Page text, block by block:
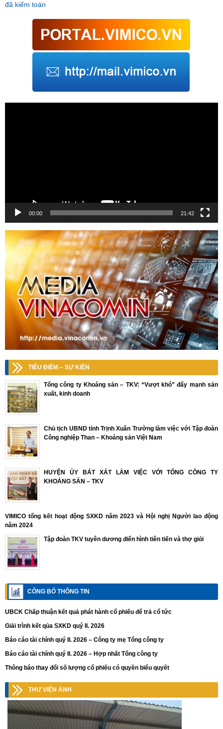
đã kiểm toán
00:00 21:42
TIÊU ĐIỂM – SỰ KIỆN
Tổng công ty Khoáng sản – TKV: “Vượt khó” đẩy mạnh sản
xuất, kinh doanh
Chủ tịch UBND tỉnh Trịnh Xuân Trường làm việc với Tập đoàn
Công nghiệp Than – Khoáng sản Việt Nam
HUYỆN ỦY BÁT XÁT LÀM VIỆC VỚI TỔNG CÔNG TY
KHOÁNG SẢN – TKV
VIMICO tổng kết hoạt động SXKD năm 2023 và Hội nghị Người lao động
năm 2024
Tập đoàn TKV tuyên dương điển hình tiên tiến và thợ giỏi
CÔNG BỐ THÔNG TIN
UBCK Chấp thuận kết quả phát hành cổ phiếu để trả cổ tức
Giải trình kết qủa SXKD quý II. 2026
Báo cáo tài chính quý II. 2026 – Công ty mẹ Tổng công ty
Báo cáo tài chính quý II. 2026 – Hợp nhất Tổng công ty
Thông báo thay đổi số lượng cổ phiếu có quyền biểu quyết
THƯ VIỆN ẢNH